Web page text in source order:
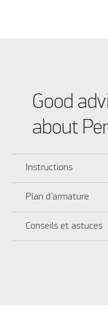
Good
about
Instructions
Plan d’armature
Conseils et astuces